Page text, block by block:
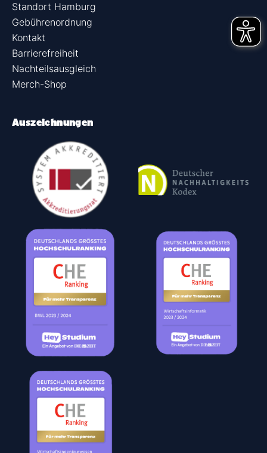
Standort Hamburg
Gebührenordnung
Kontakt
Barrierefreiheit
Nachteilsausgleich
Merch-Shop
Auszeichnungen